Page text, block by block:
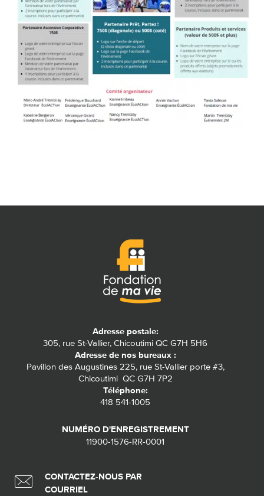
Adresse postale:
305, rue St-Vallier, Chicoutimi QC G7H 5H6
Adresse de nos bureaux :
Pavillon des Augustines 225, rue St-Vallier porte #3,
Chicoutimi QC G7H 7P2
Téléphone:
418 541-1005
NUMÉRO D'ENREGISTREMENT
11900-1576-RR-0001
CONTACTEZ-NOUS PAR
COURRIEL